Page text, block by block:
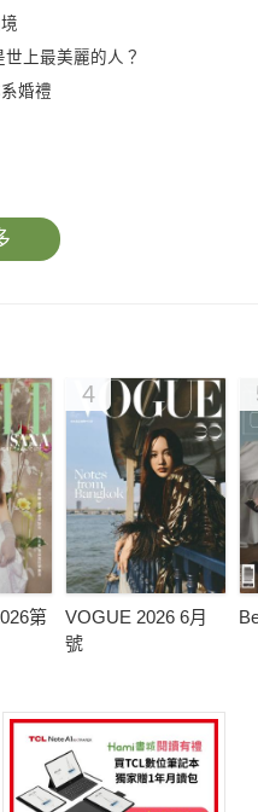
上最美麗的人？
婚禮
第
4
VOGUE 2026 6月
號